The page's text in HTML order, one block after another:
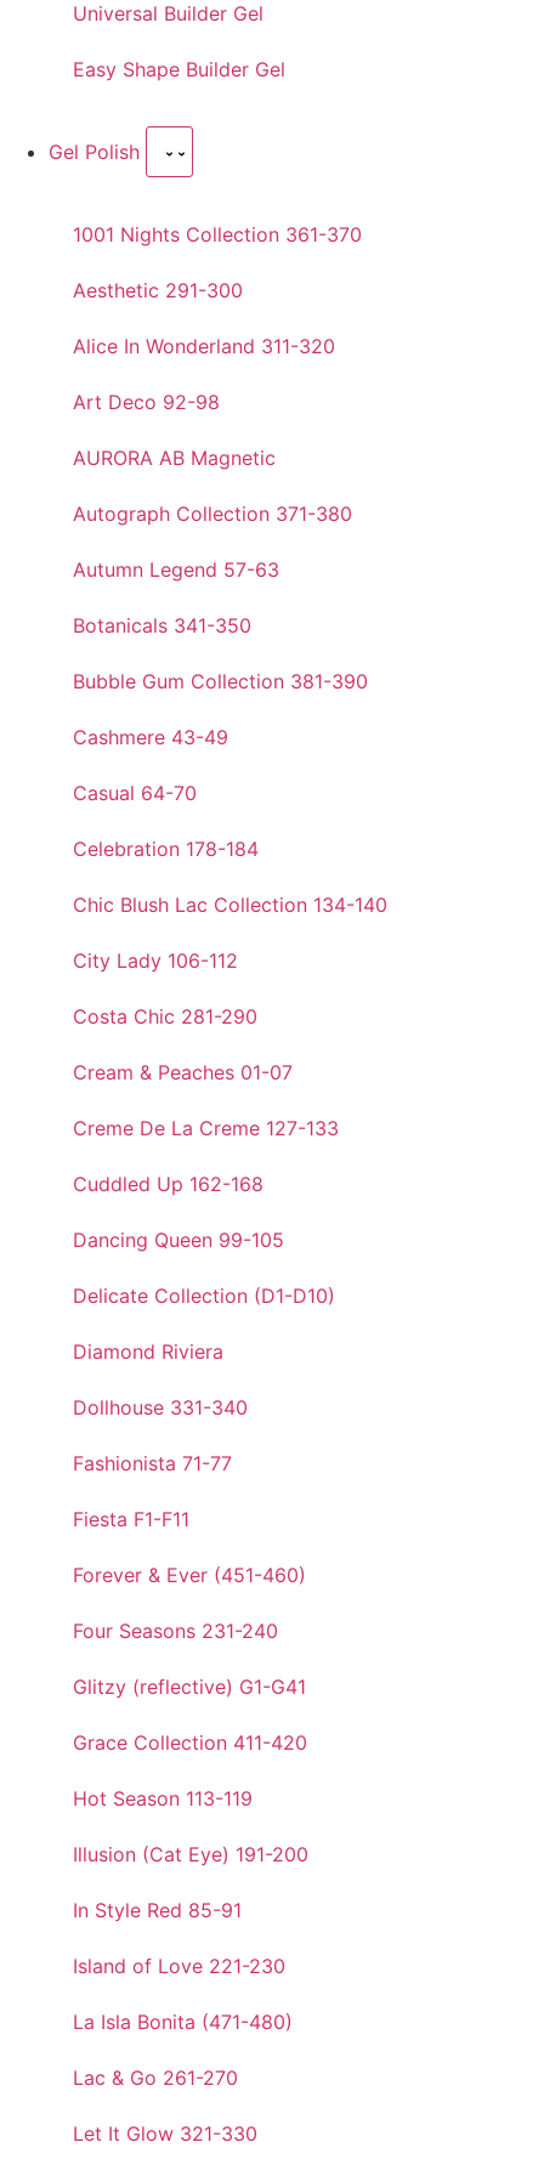
Universal Builder Gel
Easy Shape Builder Gel
Gel Polish
1001 Nights Collection 361-370
Aesthetic 291-300
Alice In Wonderland 311-320
Art Deco 92-98
AURORA AB Magnetic
Autograph Collection 371-380
Autumn Legend 57-63
Botanicals 341-350
Bubble Gum Collection 381-390
Cashmere 43-49
Casual 64-70
Celebration 178-184
Chic Blush Lac Collection 134-140
City Lady 106-112
Costa Chic 281-290
Cream & Peaches 01-07
Creme De La Creme 127-133
Cuddled Up 162-168
Dancing Queen 99-105
Delicate Collection (D1-D10)
Diamond Riviera
Dollhouse 331-340
Fashionista 71-77
Fiesta F1-F11
Forever & Ever (451-460)
Four Seasons 231-240
Glitzy (reflective) G1-G41
Grace Collection 411-420
Hot Season 113-119
Illusion (Cat Eye) 191-200
In Style Red 85-91
Island of Love 221-230
La Isla Bonita (471-480)
Lac & Go 261-270
Let It Glow 321-330